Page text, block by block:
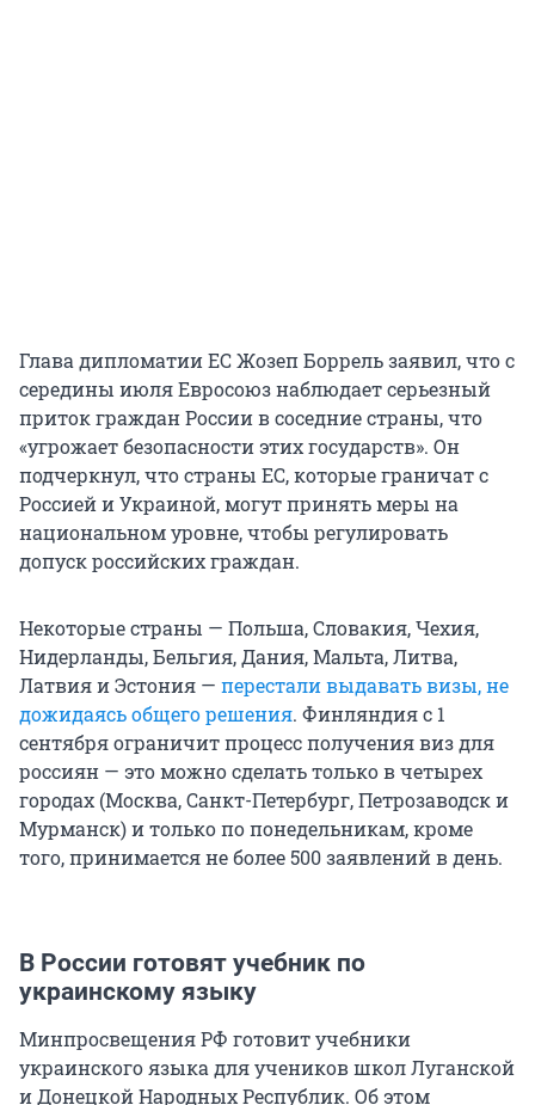
Глава дипломатии ЕС Жозеп Боррель заявил, что с
середины июля Евросоюз наблюдает серьезный
приток граждан России в соседние страны, что
«угрожает безопасности этих государств». Он
подчеркнул, что страны ЕС, которые граничат с
Россией и Украиной, могут принять меры на
национальном уровне, чтобы регулировать
допуск российских граждан.
Некоторые страны — Польша, Словакия, Чехия,
Нидерланды, Бельгия, Дания, Мальта, Литва,
Латвия и Эстония — перестали выдавать визы, не
дожидаясь общего решения. Финляндия с 1
сентября ограничит процесс получения виз для
россиян — это можно сделать только в четырех
городах (Москва, Санкт-Петербург, Петрозаводск и
Мурманск) и только по понедельникам, кроме
того, принимается не более 500 заявлений в день.
В России готовят учебник по
украинскому языку
Минпросвещения РФ готовит учебники
украинского языка для учеников школ Луганской
и Донецкой Народных Республик. Об этом